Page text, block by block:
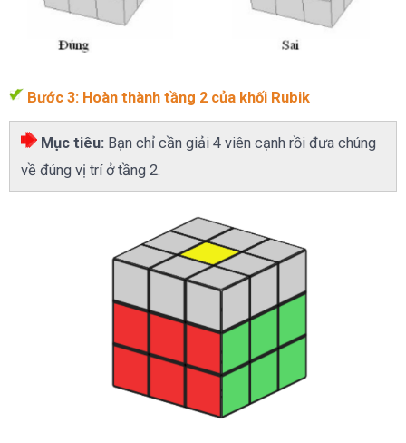
Bước 3: Hoàn thành tầng 2 của khối Rubik
Mục tiêu: Bạn chỉ cần giải 4 viên cạnh rồi đưa chúng
về đúng vị trí ở tầng 2.